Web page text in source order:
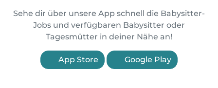
Sehe dir über unsere App schnell die Babysitter-
Jobs und verfügbaren Babysitter oder
Tagesmütter in deiner Nähe an!
App Store Google Play